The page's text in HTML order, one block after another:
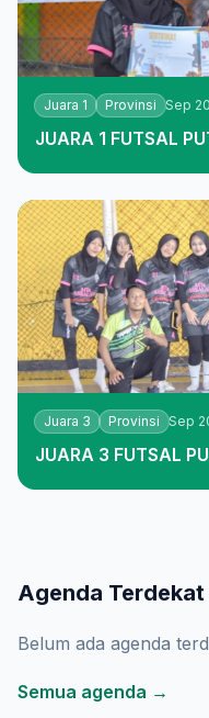
Juara 1 Provinsi Sep
JUARA 1 FUTSAL
Juara 3 Provinsi Sep
JUARA 3 FUTSAL
Agenda Terdekat
Belum ada agenda
Semua agenda →